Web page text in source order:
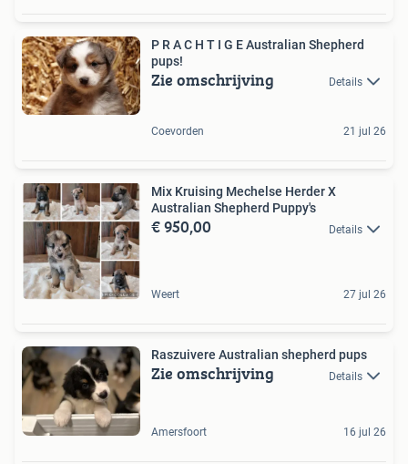
P R A C H T I G E Australian Shepherd
pups!
Zie omschrijving Details
Coevorden 21 jul 26
Mix Kruising Mechelse Herder X
Australian Shepherd Puppy's
€ 950,00 Details
Weert 27 jul 26
Raszuivere Australian shepherd pups
Zie omschrijving Details
Amersfoort 16 jul 26